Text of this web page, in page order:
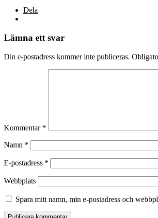
Dela
Lämna ett svar
Din e-postadress kommer inte publiceras.
Kommentar *
Namn *
E-postadress *
Webbplats
Spara mitt namn, min e-postadress och